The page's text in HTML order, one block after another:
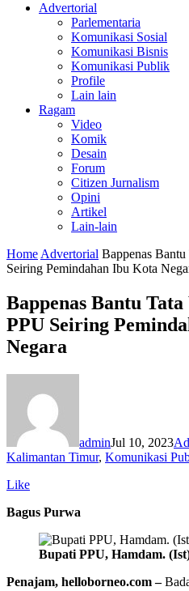
Advertorial
Parlementaria
Komunikasi Sosial
Komunikasi Bisnis
Komunikasi Publik
Profile
Lain lain
Ragam
Video
Komik
Desain
Forum
Citizen Jurnalism
Opini
Artikel
Lain-lain
Home Advertorial Bappenas
Seiring Pemindahan Ibu Kota
Bappenas Bantu
PPU Seiring
Negara
adminJul 10, 2023
Kalimantan Timur, Komunikasi
Like
Bagus Purwa
Bupati PPU, Hamdam.
Penajam, helloborneo.com –